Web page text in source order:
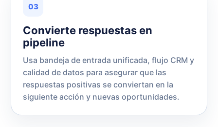
03
Convierte respuestas en
pipeline
Usa bandeja de entrada unificada, flujo CRM y
calidad de datos para asegurar que las
respuestas positivas se conviertan en la
siguiente acción y nuevas oportunidades.